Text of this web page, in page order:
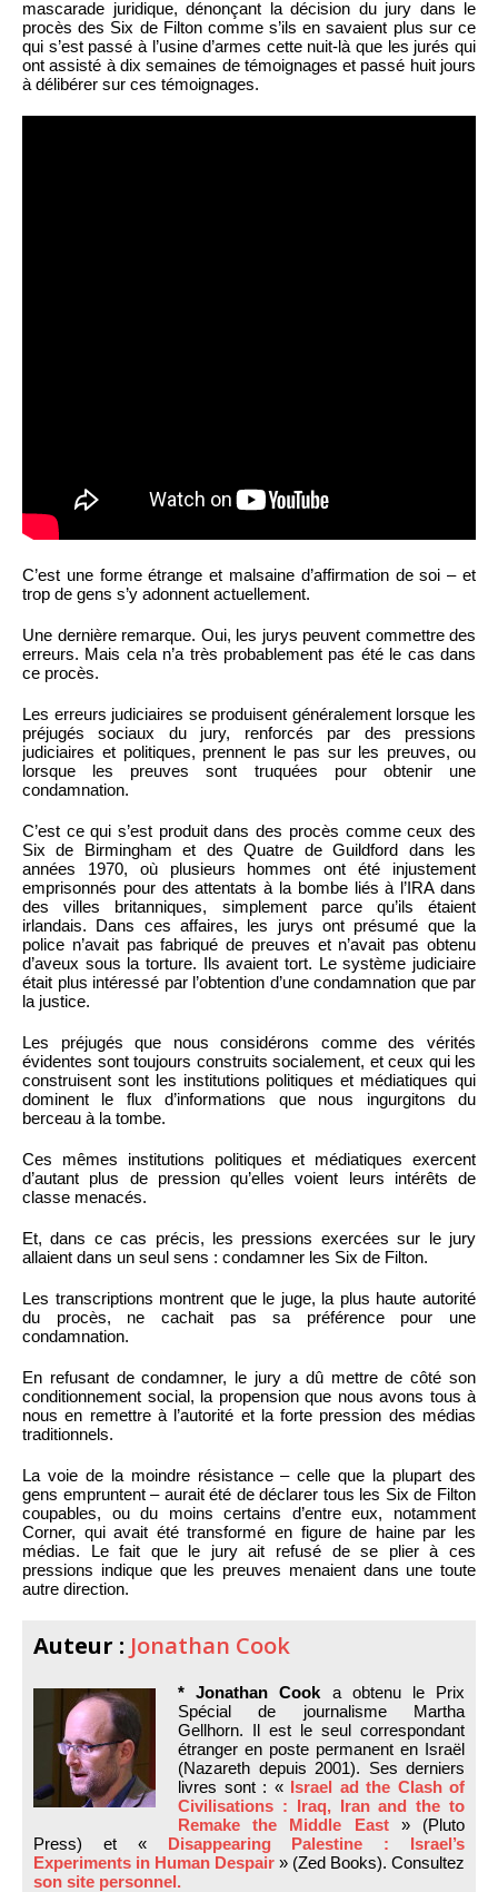
mascarade juridique, dénonçant la décision du jury dans le
procès des Six de Filton comme s’ils en savaient plus sur ce
qui s’est passé à l’usine d’armes cette nuit-là que les jurés qui
ont assisté à dix semaines de témoignages et passé huit jours
à délibérer sur ces témoignages.
C’est une forme étrange et malsaine d’affirmation de soi – et
trop de gens s’y adonnent actuellement.
Une dernière remarque. Oui, les jurys peuvent commettre des
erreurs. Mais cela n’a très probablement pas été le cas dans
ce procès.
Les erreurs judiciaires se produisent généralement lorsque les
préjugés sociaux du jury, renforcés par des pressions
judiciaires et politiques, prennent le pas sur les preuves, ou
lorsque les preuves sont truquées pour obtenir une
condamnation.
C’est ce qui s’est produit dans des procès comme ceux des
Six de Birmingham et des Quatre de Guildford dans les
années 1970, où plusieurs hommes ont été injustement
emprisonnés pour des attentats à la bombe liés à l’IRA dans
des villes britanniques, simplement parce qu’ils étaient
irlandais. Dans ces affaires, les jurys ont présumé que la
police n’avait pas fabriqué de preuves et n’avait pas obtenu
d’aveux sous la torture. Ils avaient tort. Le système judiciaire
était plus intéressé par l’obtention d’une condamnation que par
la justice.
Les préjugés que nous considérons comme des vérités
évidentes sont toujours construits socialement, et ceux qui les
construisent sont les institutions politiques et médiatiques qui
dominent le flux d’informations que nous ingurgitons du
berceau à la tombe.
Ces mêmes institutions politiques et médiatiques exercent
d’autant plus de pression qu’elles voient leurs intérêts de
classe menacés.
Et, dans ce cas précis, les pressions exercées sur le jury
allaient dans un seul sens : condamner les Six de Filton.
Les transcriptions montrent que le juge, la plus haute autorité
du procès, ne cachait pas sa préférence pour une
condamnation.
En refusant de condamner, le jury a dû mettre de côté son
conditionnement social, la propension que nous avons tous à
nous en remettre à l’autorité et la forte pression des médias
traditionnels.
La voie de la moindre résistance – celle que la plupart des
gens empruntent – aurait été de déclarer tous les Six de Filton
coupables, ou du moins certains d’entre eux, notamment
Corner, qui avait été transformé en figure de haine par les
médias. Le fait que le jury ait refusé de se plier à ces
pressions indique que les preuves menaient dans une toute
autre direction.
Auteur : Jonathan Cook
* Jonathan Cook a obtenu le Prix
Spécial de journalisme Martha
Gellhorn. Il est le seul correspondant
étranger en poste permanent en Israël
(Nazareth depuis 2001). Ses derniers
livres sont : « Israel ad the Clash of
Civilisations : Iraq, Iran and the to
Remake the Middle East» (Pluto
Press) et « Disappearing Palestine : Israel’s
Experiments in Human Despair » (Zed Books). Consultez
son site personnel.